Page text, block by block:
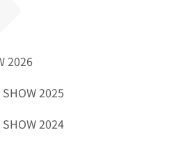
2026
2025
2024